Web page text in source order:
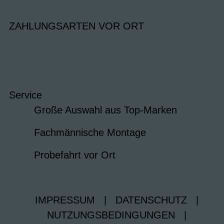
ZAHLUNGSARTEN VOR ORT
Service
Große Auswahl aus Top-Marken
Fachmännische Montage
Probefahrt vor Ort
IMPRESSUM DATENSCHUTZ
NUTZUNGSBEDINGUNGEN